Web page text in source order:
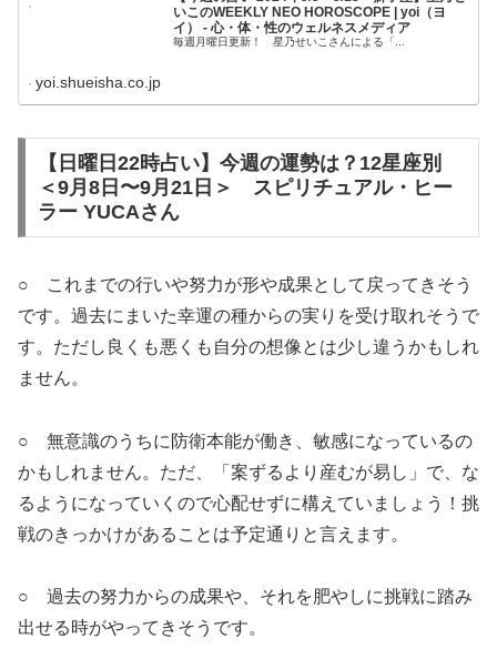
いこのWEEKLY NEO HOROSCOPE | yoi（ヨ
イ） - 心・体・性のウェルネスメディア
毎週月曜日更新！ 星乃せいこさんによる「...
yoi.shueisha.co.jp
【日曜日22時占い】今週の運勢は？12星座別
＜9月8日〜9月21日＞ スピリチュアル・ヒー
ラー YUCAさん
○ これまでの行いや努力が形や成果として戻ってきそう
です。過去にまいた幸運の種からの実りを受け取れそうで
す。ただし良くも悪くも自分の想像とは少し違うかもしれ
ません。
○ 無意識のうちに防衛本能が働き、敏感になっているの
かもしれません。ただ、「案ずるより産むが易し」で、な
るようになっていくので心配せずに構えていましょう！挑
戦のきっかけがあることは予定通りと言えます。
○ 過去の努力からの成果や、それを肥やしに挑戦に踏み
出せる時がやってきそうです。